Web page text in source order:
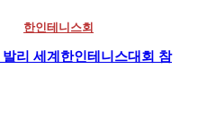
한인테니스회
리 세계한인테니스대회 참